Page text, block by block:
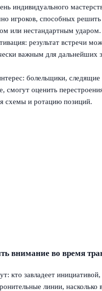
индивидуального
игроков, способных решить
или нестандартным ударом.
результат встречи
важным для дальнейших
болельщики, следящие
смогут оценить
схемы и ротацию позиций.
внимание во время
кто завладеет инициативой,
линии, насколько